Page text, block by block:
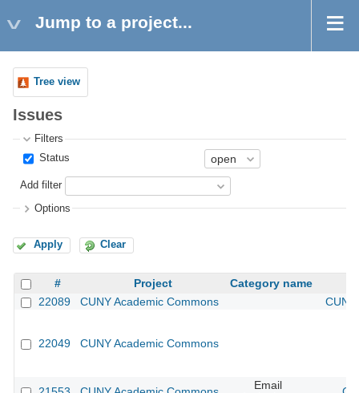
Jump to a project...
Tree view
Issues
Filters
Status
Add filter
Options
Apply Clear
# Project
Category name
22089
CUNY Academic Commons
22049 CUNY Academic Commons
Email